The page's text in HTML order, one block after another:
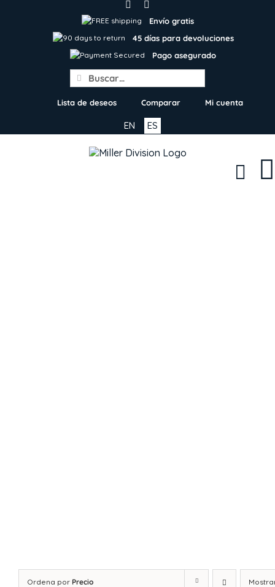
Envío gratis
45 días para devoluciones
Pago asegurado
Search
for:
Lista de deseos Comparar Mi cuenta
ES
EN
Ordena por Precio